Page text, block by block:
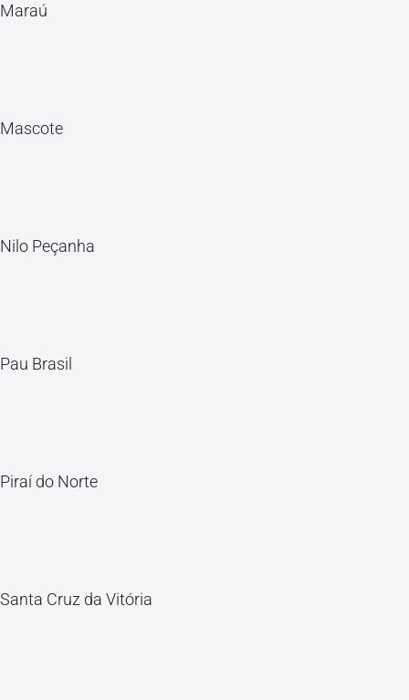
Maraú
Mascote
Nilo Peçanha
Pau Brasil
Piraí do Norte
Santa Cruz da Vitória